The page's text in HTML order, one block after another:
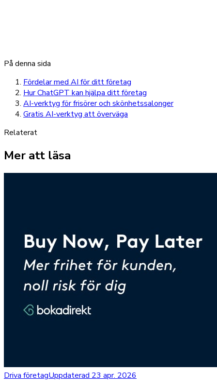
På denna sida
Fördelar med AI för ditt företag
Hur ChatGPT kan hjälpa ditt företag
AI-verktyg för frisörer och skönhetssalonger
Gratis AI-verktyg att överväga
Relaterat
Mer att läsa
Driva företagUppdaterad 23 apr. 2026